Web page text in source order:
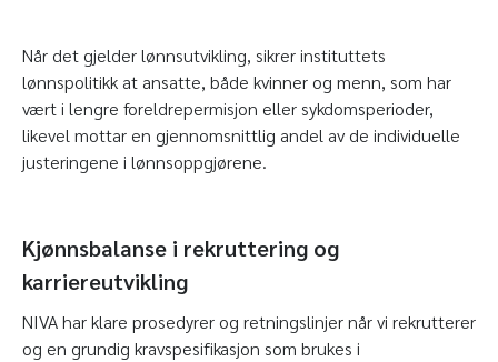
Når det gjelder lønnsutvikling, sikrer instituttets
lønnspolitikk at ansatte, både kvinner og menn, som har
vært i lengre foreldrepermisjon eller sykdomsperioder,
likevel mottar en gjennomsnittlig andel av de individuelle
justeringene i lønnsoppgjørene.
Kjønnsbalanse i rekruttering og
karriereutvikling
NIVA har klare prosedyrer og retningslinjer når vi rekrutterer
og en grundig kravspesifikasjon som brukes i